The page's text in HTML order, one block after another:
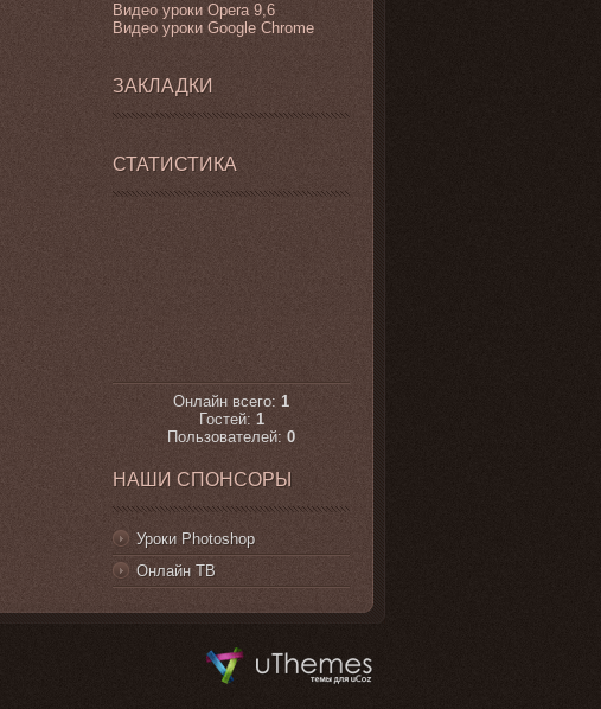
Видео уроки Opera 9,6
Видео уроки Google Chrome
ЗАКЛАДКИ
СТАТИСТИКА
Онлайн всего: 1
Гостей: 1
Пользователей: 0
НАШИ СПОНСОРЫ
Уроки Photoshop
Онлайн ТВ